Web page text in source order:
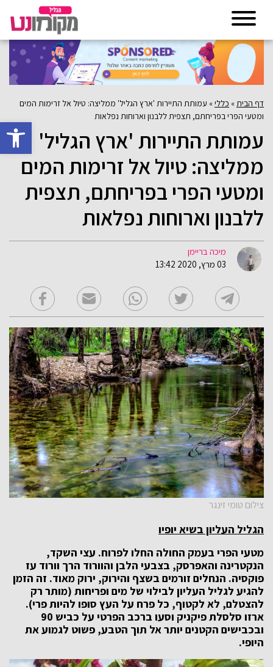
פתח
דף הבית » כללי» עמותת התיירות 'ארץ הגליל' ממליצה: טיול אל זרימות המים
ומטעי הפרי בפריחתם, תצפית ללבנון וארוחות נפלאות
עמותת התיירות 'ארץ הגליל'
ממליצה: טיול אל זרימות המים
ומטעי הפרי בפריחתם, תצפית
ללבנון וארוחות נפלאות
מיכה בריימן
03 מרץ, 2020 13:42
צילום טומי זינגר
הגליל העליון בשיא יופיו
מטעי הפרי בעמק החולה החלו לפרוח. עצי השקד,
הנקטרינה והאפרסק, בצבעי הלבן והוורוד הרך וורוד עז
פוקסיה. הנחלים זורמים בשצף והירוק, ירוק מאוד. זה הזמן
להגיע לגליל העליון לבילוי של מים ופריחות (מותר רק
להצטלם, לא לקטוף, כל פרח על העץ סופו להיות פרי).
ארזו סלסלת פיקניק וסעו ברכב הפרטי על כביש 90
ובכבישים הקטנים יותר אל תוך הטבע, פשוט לגמוע את
היופי.